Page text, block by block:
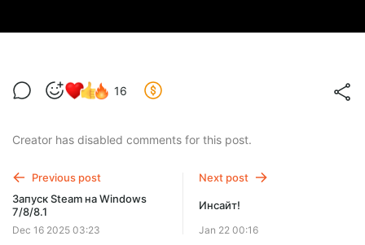
16
Creator has disabled comments for this post.
Previous post
Запуск Steam на Windows
7/8/8.1
Dec 16 2025 03:23
Next post
Инсайт!
Jan 22 00:16